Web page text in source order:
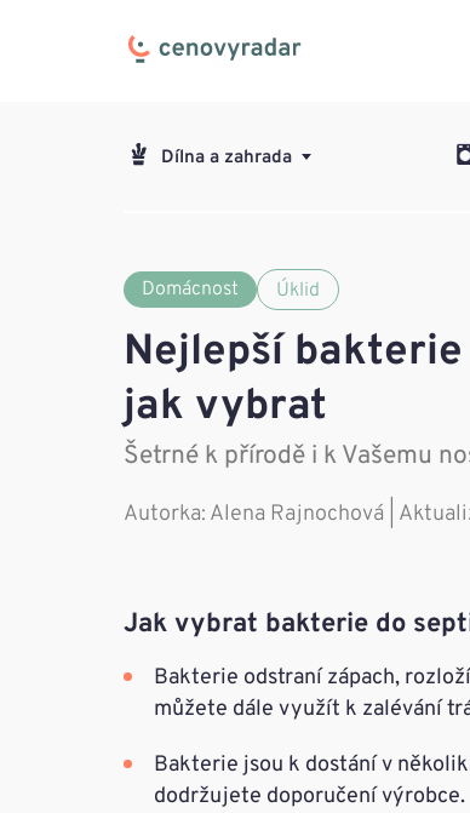
Dílna a zahrada
Domácnost Úklid
Nejlepší
jak vybrat
Šetrné k přírodě i k Vašemu
Autorka: Alena Rajnochová |
Jak vybrat bakterie do
Bakterie odstraní zápach,
můžete dále využít k zalévání
Bakterie jsou k dostání v
dodržujete doporučení výrobce.